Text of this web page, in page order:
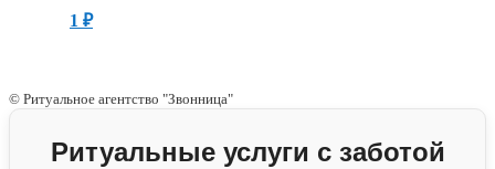
1 ₽
© Ритуальное агентство "Звонница"
Ритуальные услуги с заботой